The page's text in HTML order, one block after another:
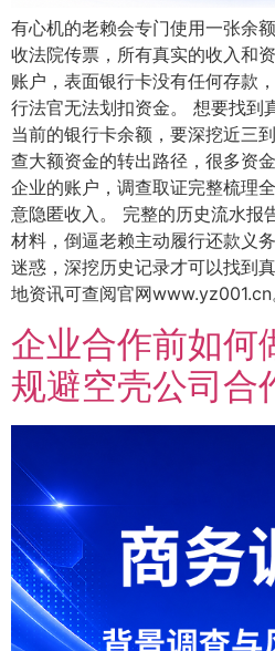
有心机的老赖会专门使用一张余
收法院传票，所有真实的收入和
账户，表面银行卡没有任何存款
行法官无法划扣资金。 想要找到
当前的银行卡余额，要深挖近三
查大额资金的转出路径，很多资
企业的账户，调查取证完整梳理
意隐匿收入。 完整的历史流水报
材料，倒逼老赖主动履行还款义
迷惑，深挖历史记录才可以找到
地资讯可查阅官网www.yz001.cn
企业合作前如何
规避空壳公司合